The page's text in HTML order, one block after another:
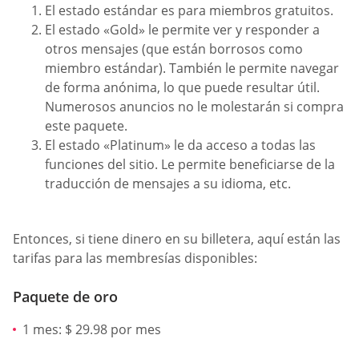
El estado estándar es para miembros gratuitos.
El estado «Gold» le permite ver y responder a
otros mensajes (que están borrosos como
miembro estándar). También le permite navegar
de forma anónima, lo que puede resultar útil.
Numerosos anuncios no le molestarán si compra
este paquete.
El estado «Platinum» le da acceso a todas las
funciones del sitio. Le permite beneficiarse de la
traducción de mensajes a su idioma, etc.
Entonces, si tiene dinero en su billetera, aquí están las
tarifas para las membresías disponibles:
Paquete de oro
1 mes: $ 29.98 por mes